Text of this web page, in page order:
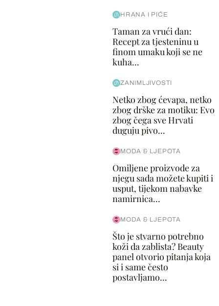
HRANA I PIĆE
Taman za vrući dan:
Recept za tjesteninu u
finom umaku koji se ne
kuha...
ZANIMLJIVOSTI
Netko zbog ćevapa, netko
zbog drške za motiku: Evo
zbog čega sve Hrvati
duguju pivo...
MODA & LJEPOTA
Omiljene proizvode za
njegu sada možete kupiti i
usput, tijekom nabavke
namirnica...
MODA & LJEPOTA
Što je stvarno potrebno
koži da zablista? Beauty
panel otvorio pitanja koja
si i same često
postavljamo...